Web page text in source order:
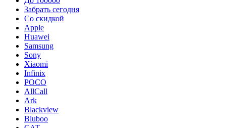
Забрать сегодня
Со скидкой
Apple
Huawei
Samsung
Sony
Xiaomi
Infinix
POCO
AllCall
Ark
Blackview
Bluboo